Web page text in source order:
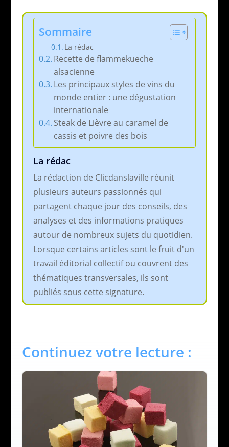
Sommaire
La rédac
Recette de flammekueche
alsacienne
Les principaux styles de vins du
monde entier : une dégustation
internationale
Steak de Lièvre au caramel de
cassis et poivre des bois
La rédac
La rédaction de Clicdanslaville réunit
plusieurs auteurs passionnés qui
partagent chaque jour des conseils, des
analyses et des informations pratiques
autour de nombreux sujets du quotidien.
Lorsque certains articles sont le fruit d'un
travail éditorial collectif ou couvrent des
thématiques transversales, ils sont
publiés sous cette signature.
Continuez votre lecture :